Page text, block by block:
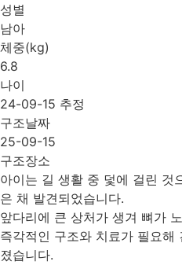
성별
남아
체중(kg)
6.8
나이
24-09-15 추정
구조날짜
25-09-15
구조장소
아이는 길 생활 중 덫에 걸린 것
은 채 발견되었습니다.
앞다리에 큰 상처가 생겨 뼈가
즉각적인 구조와 치료가 필요해
졌습니다.